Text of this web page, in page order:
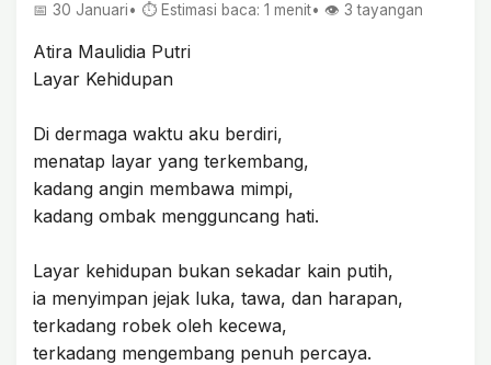
📅 30 Januari• ⏱ Estimasi baca: 1 menit• 👁️ 3 tayangan
Atira Maulidia Putri
Layar Kehidupan
Di dermaga waktu aku berdiri,
menatap layar yang terkembang,
kadang angin membawa mimpi,
kadang ombak mengguncang hati.
Layar kehidupan bukan sekadar kain putih,
ia menyimpan jejak luka, tawa, dan harapan,
terkadang robek oleh kecewa,
terkadang mengembang penuh percaya.